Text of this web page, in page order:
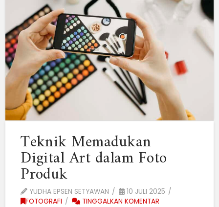
Teknik Memadukan
Digital Art dalam Foto
Produk
YUDHA EPSEN SETYAWAN
10 JULI 2025
FOTOGRAFI
TINGGALKAN KOMENTAR